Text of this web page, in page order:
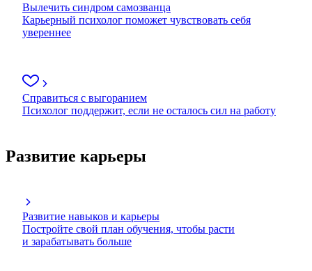
Вылечить синдром самозванца
Карьерный психолог поможет чувствовать себя
увереннее
Справиться с выгоранием
Психолог поддержит, если не осталось сил на работу
Развитие карьеры
Развитие навыков и карьеры
Постройте свой план обучения, чтобы расти
и зарабатывать больше